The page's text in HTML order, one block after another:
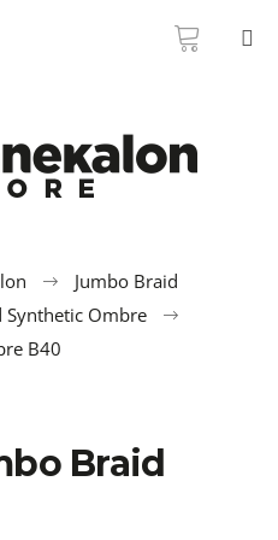
CART
Jumbo Braid
Synthetic Ombre
B40
Braid